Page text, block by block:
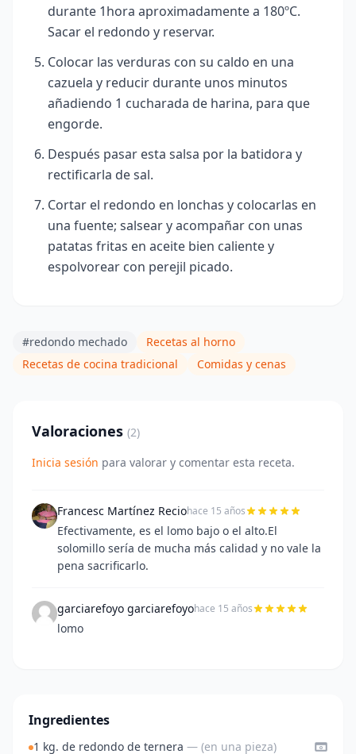
durante 1hora aproximadamente a 180ºC.
Sacar el redondo y reservar.
Colocar las verduras con su caldo en una
cazuela y reducir durante unos minutos
añadiendo 1 cucharada de harina, para que
engorde.
Después pasar esta salsa por la batidora y
rectificarla de sal.
Cortar el redondo en lonchas y colocarlas en
una fuente; salsear y acompañar con unas
patatas fritas en aceite bien caliente y
espolvorear con perejil picado.
#redondo mechado
Recetas al horno
Recetas de cocina tradicional
Comidas y cenas
Valoraciones (2)
Inicia sesión para valorar y comentar esta receta.
Francesc Martínez Reciohace 15 años
Efectivamente, es el lomo bajo o el alto.El
solomillo sería de mucha más calidad y no vale la
pena sacrificarlo.
garciarefoyo garciarefoyohace 15 años
lomo
Ingredientes
1 kg. de redondo de ternera — (en una pieza)